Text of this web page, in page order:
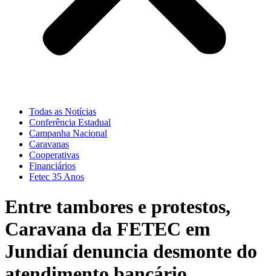
Todas as Notícias
Conferência Estadual
Campanha Nacional
Caravanas
Cooperativas
Financiários
Fetec 35 Anos
Entre tambores e protestos,
Caravana da FETEC em
Jundiaí denuncia desmonte do